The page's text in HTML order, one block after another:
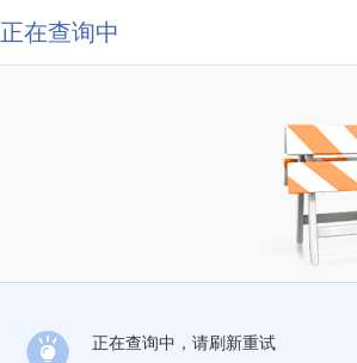
正在查询中
正在查询中，请刷新重试